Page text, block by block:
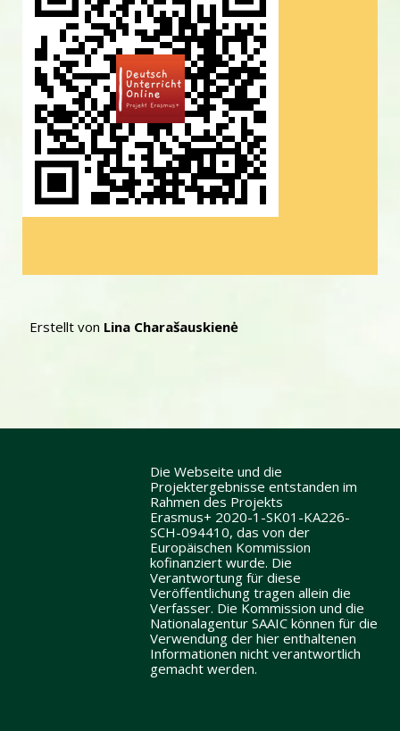
Erstellt von Lina Charašauskienė
Die Webseite und die
Projektergebnisse entstanden im
Rahmen des Projekts
Erasmus+ 2020-1-SK01-KA226-
SCH-094410, das von der
Europäischen Kommission
kofinanziert wurde. Die
Verantwortung für diese
Veröffentlichung tragen allein die
Verfasser. Die Kommission und die
Nationalagentur SAAIC können für die
Verwendung der hier enthaltenen
Informationen nicht verantwortlich
gemacht werden.